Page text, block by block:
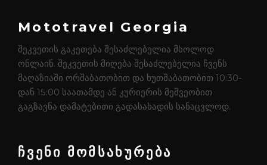
Mototravel Georgia
შეკვეთის გაკეთება შესაძლებელია მხოლოდ
ონლაინ. შეკვეთის მიღება შესაძლებელია ჩვენს
მაღაზიაში ორშაბათობით და ხუთშაბათობით 10:30-
დან 15:00 საათამდე ან კურიერის მეშვეობით
გაგზავნა დამატებითი გადასახადის სანაცვლოდ.
ჩვენი მომსახურება